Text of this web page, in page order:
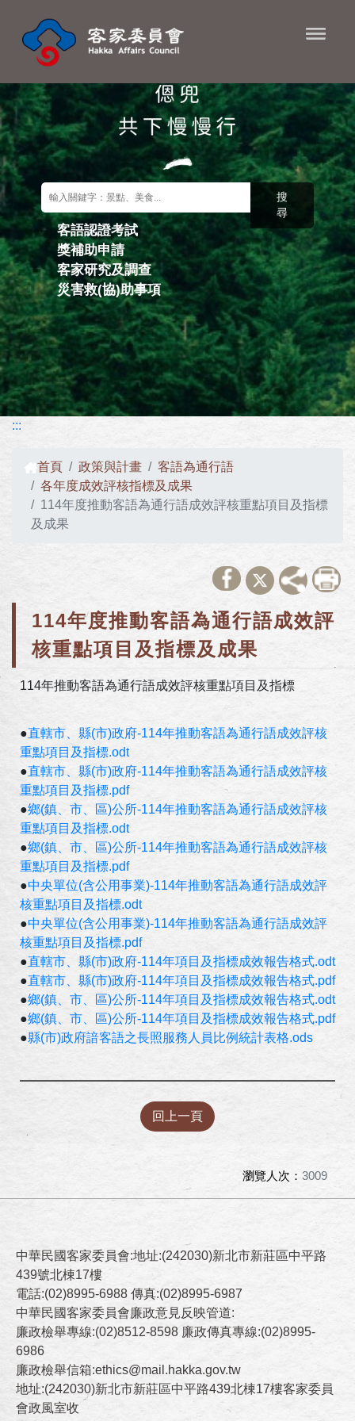
關鍵字搜尋
客語認證考試
獎補助申請
客家研究及調查
災害救(協)助事項
搜
尋
:::
首頁 政策與計畫
客語為通行語
各年度成效評核指標及成果
114年度推動客語為通行語成效評核重點項目及指標
及成果
114年度推動客語為通行語成效評
核重點項目及指標及成果
114年推動客語為通行語成效評核重點項目及指標
●直轄市、縣(市)政府-114年推動客語為通行語成效評核
重點項目及指標.odt
●直轄市、縣(市)政府-114年推動客語為通行語成效評核
重點項目及指標.pdf
●鄉(鎮、市、區)公所-114年推動客語為通行語成效評核
重點項目及指標.odt
●鄉(鎮、市、區)公所-114年推動客語為通行語成效評核
重點項目及指標.pdf
●中央單位(含公用事業)-114年推動客語為通行語成效評
核重點項目及指標.odt
●中央單位(含公用事業)-114年推動客語為通行語成效評
核重點項目及指標.pdf
●直轄市、縣(市)政府-114年項目及指標成效報告格式.odt
●直轄市、縣(市)政府-114年項目及指標成效報告格式.pdf
●鄉(鎮、市、區)公所-114年項目及指標成效報告格式.odt
●鄉(鎮、市、區)公所-114年項目及指標成效報告格式.pdf
●縣(市)政府諳客語之長照服務人員比例統計表格.ods
回上一頁
瀏覽人次： 3009
中華民國客家委員會:地址:(242030)新北市新莊區中平路
439號北棟17樓
電話:(02)8995-6988 傳真:(02)8995-6987
中華民國客家委員會廉政意見反映管道:
廉政檢舉專線:(02)8512-8598 廉政傳真專線:(02)8995-
6986
廉政檢舉信箱:ethics@mail.hakka.gov.tw
地址:(242030)新北市新莊區中平路439北棟17樓客家委員
會政風室收